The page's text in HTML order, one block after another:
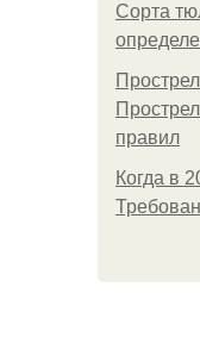
Сорта
правил
Когда в